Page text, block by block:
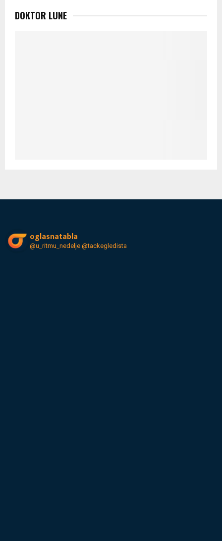
DOKTOR LUNE
oglasnatabla
@u_ritmu_nedelje @tackegledista